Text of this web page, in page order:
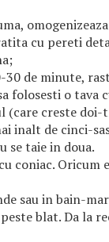
cu pereti
de minute,
folosesti o tava
(care creste doi-
inalt de cinci-
taie in doua.
coniac. Oricum
sau in bain-
blat. Da la